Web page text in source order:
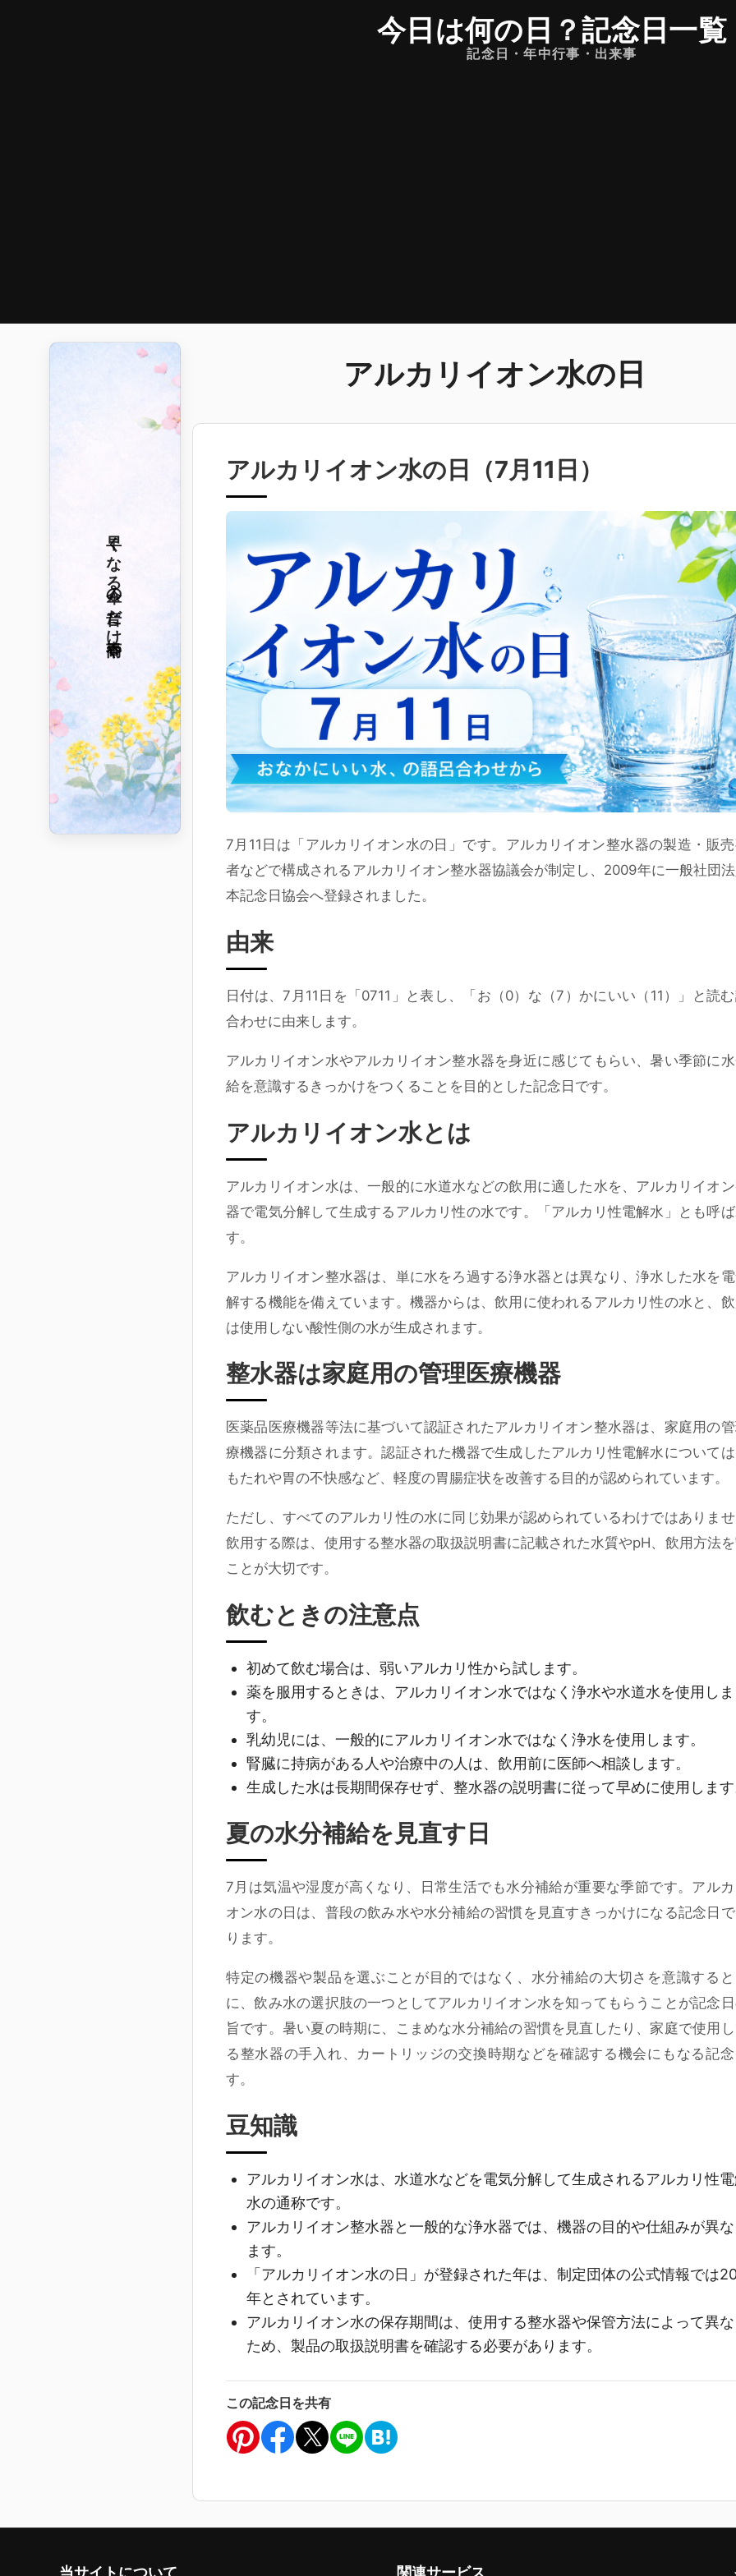
今日は何の日 ？記念日一覧
記念日・年中行事・出来事
アルカリイオン水の日
アルカリイオン水の日（7月11日 ）
7月11日は「アルカリイオン水の日」です。アルカリイオン整水器の製造・販
者などで構成されるアルカリイオン整水器協議会が制定し、2009年に一般社団法
本記念日協会へ登録されました。
由来
日付は、7月11日を「0711」と表し、「お（0）な（7）かにいい（11）」と読
合わせに由来します。
アルカリイオン水やアルカリイオン整水器を身近に感じてもらい、暑い季節に
給を意識するきっかけをつくることを目的とした記念日です。
アルカリイオン水とは
アルカリイオン水は、一般的に水道水などの飲用に適した水を、アルカリイオ
器で電気分解して生成するアルカリ性の水です。「アルカリ性電解水」とも呼ば
す。
アルカリイオン整水器は、単に水をろ過する浄水器とは異なり、浄水した水を
解する機能を備えています。機器からは、飲用に使われるアルカリ性の水と、
は使用しない酸性側の水が生成されます。
整水器は家庭用の管理医療機器
医薬品医療機器等法に基づいて認証されたアルカリイオン整水器は、家庭用の
療機器に分類されます。認証された機器で生成したアルカリ性電解水について
もたれや胃の不快感など、軽度の胃腸症状を改善する目的が認められています。
ただし、すべてのアルカリ性の水に同じ効果が認められているわけではありませ
飲用する際は、使用する整水器の取扱説明書に記載された水質やpH、飲用方法
ことが大切です。
飲むときの注意点
初めて飲む場合は、弱いアルカリ性から試します。
薬を服用するときは、アルカリイオン水ではなく浄水や水道水を使用しま
す。
乳幼児には、一般的にアルカリイオン水ではなく浄水を使用します。
腎臓に持病がある人や治療中の人は、飲用前に医師へ相談します。
生成した水は長期間保存せず、整水器の説明書に従って早めに使用します
夏の水分補給を見直す日
7月は気温や湿度が高くなり、日常生活でも水分補給が重要な季節です。アルカ
オン水の日は、普段の飲み水や水分補給の習慣を見直すきっかけになる記念日
ります。
特定の機器や製品を選ぶことが目的ではなく、水分補給の大切さを意識すると
に、飲み水の選択肢の一つとしてアルカリイオン水を知ってもらうことが記念
旨です。暑い夏の時期に、こまめな水分補給の習慣を見直したり、家庭で使用
る整水器の手入れ、カートリッジの交換時期などを確認する機会にもなる記
す。
豆知識
アルカリイオン水は、水道水などを電気分解して生成されるアルカリ性
水の通称です。
アルカリイオン整水器と一般的な浄水器では、機器の目的や仕組みが異な
ます。
「アルカリイオン水の日」が登録された年は、制定団体の公式情報では
年とされています。
アルカリイオン水の保存期間は、使用する整水器や保管方法によって異な
ため、製品の取扱説明書を確認する必要があります。
この記念日を共有
春雨や
傘の音だけ
早くなる
当サイトについて 関連サービス